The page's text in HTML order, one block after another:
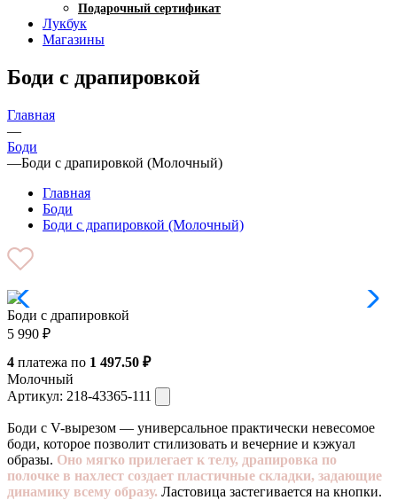
Подарочный сертификат
Лукбук
Магазины
Боди с драпировкой
Главная
—
Боди
—Боди с драпировкой (Молочный)
Главная
Боди
Боди с драпировкой (Молочный)
Боди с драпировкой
5 990 ₽
4 платежа по 1 497.50 ₽
Молочный
Артикул: 218-43365-111
Боди с V-вырезом — универсальное практически невесомое
боди, которое позволит стилизовать и вечерние и кэжуал
образы. Оно мягко прилегает к телу, драпировка по
полочке в нахлест создает пластичные складки, задающие
динамику всему образу. Ластовица застегивается на кнопки.